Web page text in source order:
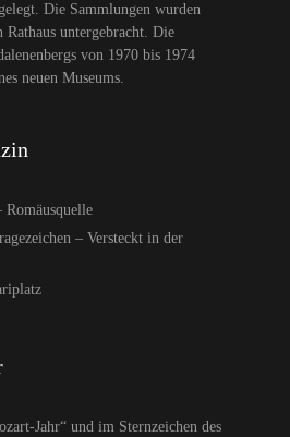
Die Sammlungen wurden
Rathaus untergebracht. Die
von 1970 bis 1974
neuen Museums.
Romäusquelle
– Versteckt in der
Jahr“ und im Sternzeichen des